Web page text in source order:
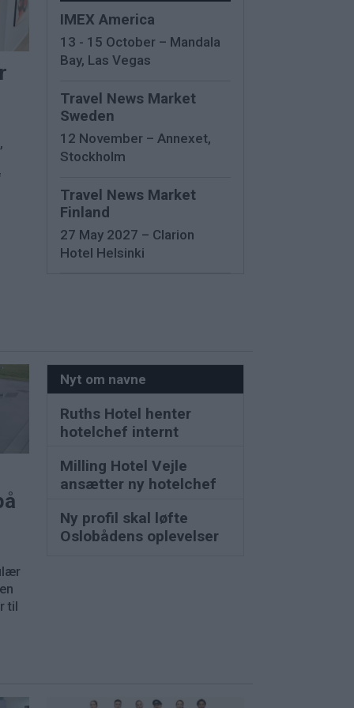
IMEX America
13 - 15 October – Mandala
Bay, Las Vegas
Travel News Market
Sweden
12 November – Annexet,
Stockholm
Travel News Market
Finland
27 May 2027 – Clarion
Hotel Helsinki
til
Nyt om navne
Ruths Hotel henter
hotelchef internt
Milling Hotel Vejle
ansætter ny hotelchef
Ny profil skal løfte
Oslobådens oplevelser